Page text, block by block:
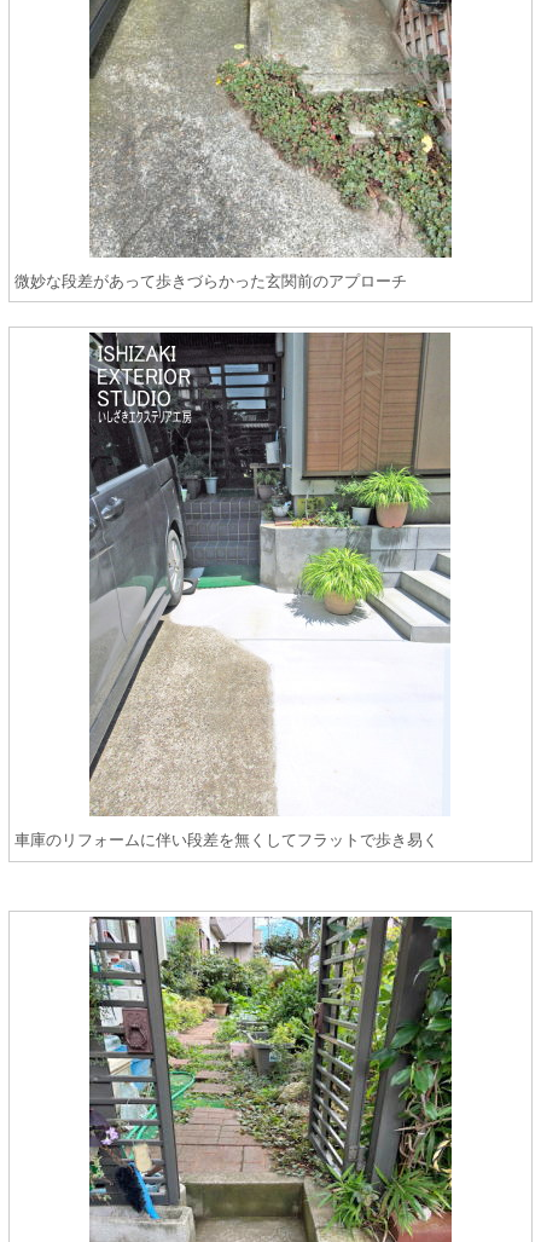
微妙な段差があって歩きづらかった玄関前のアプローチ
車庫のリフォームに伴い段差を無くしてフラットで歩き易く